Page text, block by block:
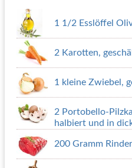
1 1/2 Esslöffel
2 Karotten,
1 kleine Zwiebel,
2 Portobello-
halbiert und in
200 Gramm